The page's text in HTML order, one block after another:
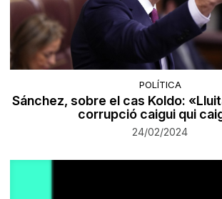
POLÍTICA
Sánchez, sobre el cas Koldo:
corrupció caigui qui
24/02/2024